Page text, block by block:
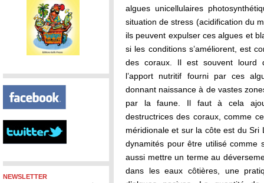
NEWSLETTER
algues unicellulaires
situation de stress (acidification du
ils peuvent expulser ces algues et
si les conditions s’améliorent, est
des coraux. Il est souvent lourd
l’apport nutritif fourni par ces
donnant naissance à de vastes
par la faune. Il faut à cela
destructrices des coraux, comme
méridionale et sur la côte est du
dynamités pour être utilisé comme
aussi mettre un terme au
dans les eaux côtières, une